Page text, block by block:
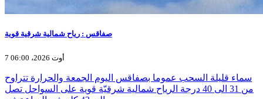
صفاقس : رياح شمالية شرقية قوية
7 أوت 2026، 06:00
سماء قليلة السحب عموما بصفاقس اليوم الجمعة والحرارة تتراوح
من 31 الى 40 درجة الرياح شمالية شرقيّة قوية على السواحل تصل